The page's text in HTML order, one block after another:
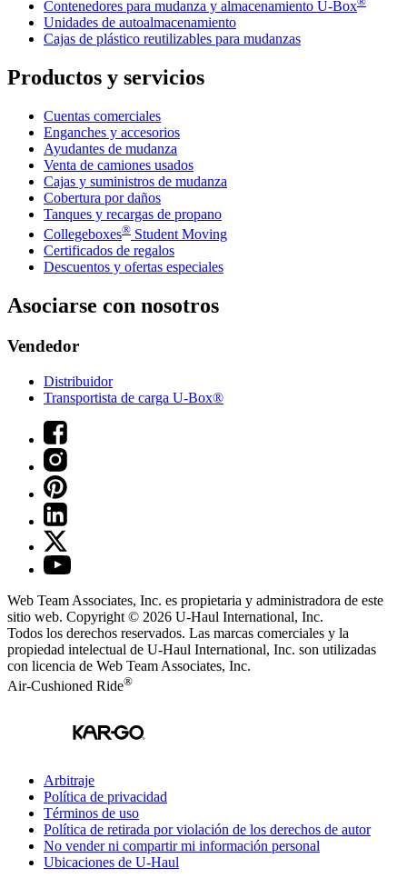
Contenedores para mudanza y almacenamiento U-Box
Unidades de autoalmacenamiento
Cajas de plástico reutilizables para mudanzas
Productos y servicios
Cuentas comerciales
Enganches y accesorios
Ayudantes de mudanza
Venta de camiones usados
Cajas y suministros de mudanza
Cobertura por daños
Tanques y recargas de propano
Collegeboxes® Student Moving
Certificados de regalos
Descuentos y ofertas especiales
Asociarse con nosotros
Vendedor
Distribuidor
Transportista de carga U-Box®
Web Team Associates, Inc. es propietaria y administradora de este
sitio web. Copyright © 2026 U-Haul International, Inc.
Todos los derechos reservados. Las marcas comerciales y la
propiedad intelectual de U-Haul International, Inc. son utilizadas
con licencia de Web Team Associates, Inc.
Air-Cushioned Ride®
Arbitraje
Política de privacidad
Términos de uso
Política de retirada por violación de los derechos de autor
No vender ni compartir mi información personal
Ubicaciones de U-Haul